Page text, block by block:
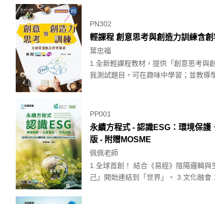
PN302
輕課程 創意思考與創造力訓練含
葉忠福
1.全新輕課程教材，提供「創意思考與
我測試題目，可在趣味中學習；並教導
PP001
永續方程式 - 認識ESG：環境保
版 - 附贈MOSME
佩佩老師
1.全球首創！ 結合《易經》陰陽邏輯
己」開始連結到「世界」。 3.文化融會